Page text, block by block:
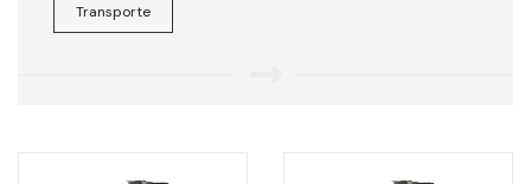
Transporte